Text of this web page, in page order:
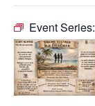
Event Series: